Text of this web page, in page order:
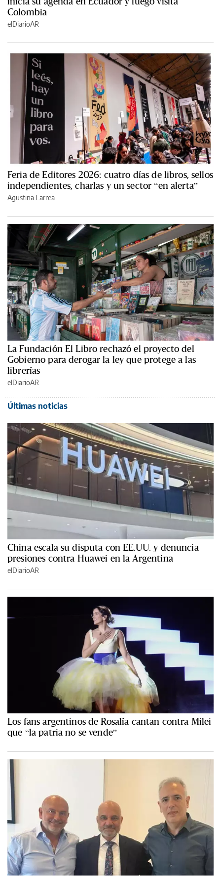
Colombia
elDiarioAR
Feria de Editores 2026: cuatro días de libros, sellos
independientes, charlas y un sector “en alerta”
Agustina Larrea
La Fundación El Libro rechazó el proyecto del
Gobierno para derogar la ley que protege a las
librerías
elDiarioAR
Últimas noticias
China escala su disputa con EE.UU. y denuncia
presiones contra Huawei en la Argentina
elDiarioAR
Los fans argentinos de Rosalía cantan contra Milei
que “la patria no se vende”